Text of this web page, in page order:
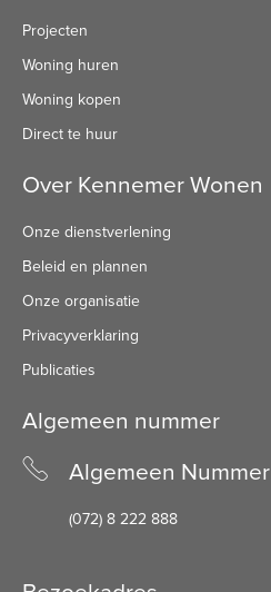
Projecten
Woning huren
Woning kopen
Direct te huur
Over Kennemer Wonen
Onze dienstverlening
Beleid en plannen
Onze organisatie
Privacyverklaring
Publicaties
Algemeen nummer
Algemeen Nummer
(072) 8 222 888